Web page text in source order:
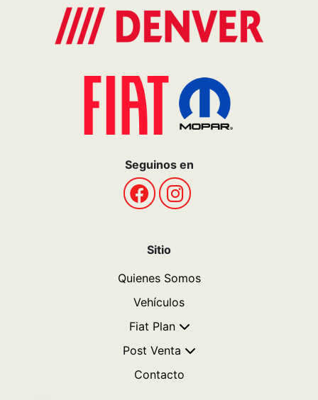
Seguinos en
Sitio
Quienes Somos
Vehículos
Fiat Plan
Post Venta
Contacto